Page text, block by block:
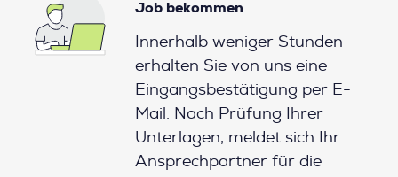
Job bekommen
Innerhalb weniger Stunden
erhalten Sie von uns eine
Eingangsbestätigung per E-
Mail. Nach Prüfung Ihrer
Unterlagen, meldet sich Ihr
Ansprechpartner für die